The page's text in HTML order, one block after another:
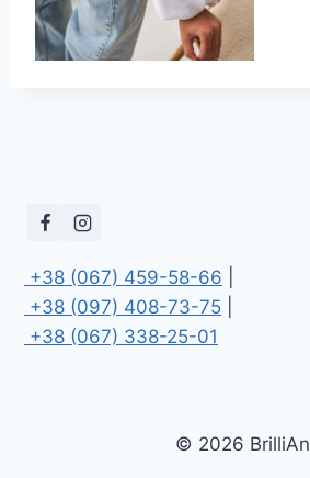
+38 (067) 459-58-66
+38 (097) 408-73-75
+38 (067) 338-25-01
© 2026